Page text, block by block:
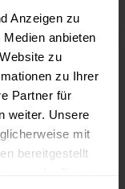
Anzeigen zu
anbieten
zu
zu Ihrer
Partner für
weiter. Unsere
mit
bereitgestellt
einer